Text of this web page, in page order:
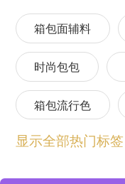
箱包面辅料
时尚包包
箱包流行色
箱包流行趋势预测
女包流行趋势预测
显示全部热门标签